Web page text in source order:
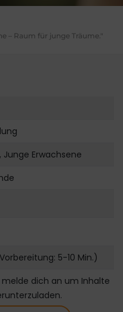
– Raum für junge Träume."
Junge Erwachsene
5-10 Min.)
dich an um Inhalte